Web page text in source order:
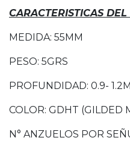
CARACTERISTICAS
MEDIDA: 55MM
PESO: 5GRS
PROFUNDIDAD: 0.9-
COLOR: GDHT (GILDED
N° ANZUELOS POR